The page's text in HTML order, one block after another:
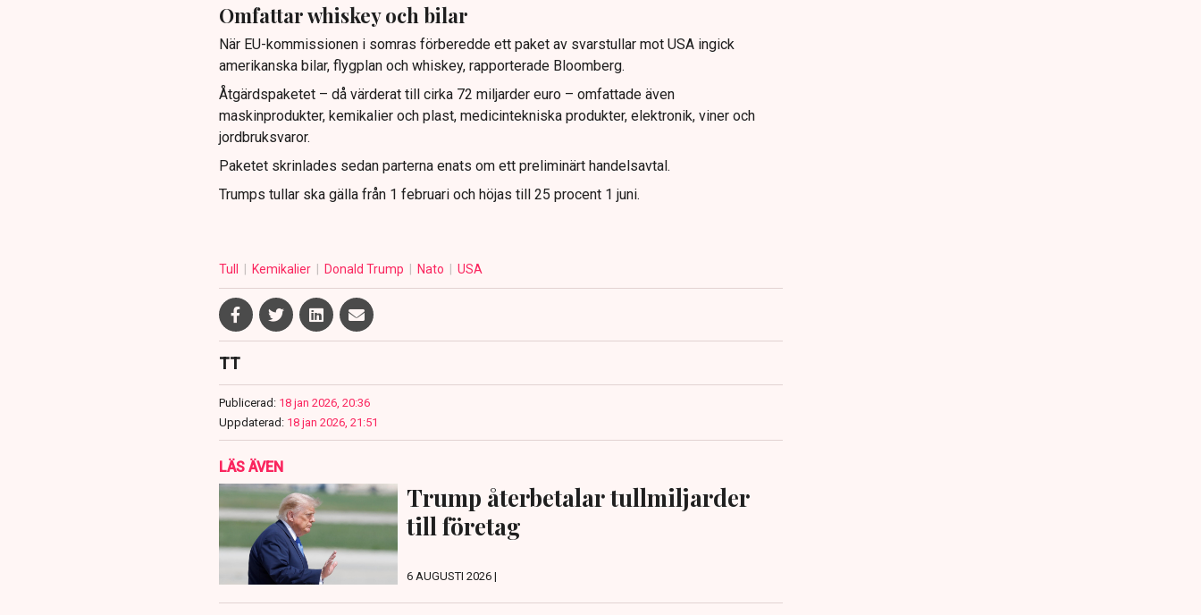
Omfattar whiskey och bilar
När EU-kommissionen i somras förberedde ett paket av svarstullar mot USA ingick
amerikanska bilar, flygplan och whiskey, rapporterade Bloomberg.
Åtgärdspaketet – då värderat till cirka 72 miljarder euro – omfattade även
maskinprodukter, kemikalier och plast, medicintekniska produkter, elektronik, viner och
jordbruksvaror.
Paketet skrinlades sedan parterna enats om ett preliminärt handelsavtal.
Trumps tullar ska gälla från 1 februari och höjas till 25 procent 1 juni.
Tull Kemikalier Donald Trump Nato USA
TT
Publicerad: 18 jan 2026, 20:36
Uppdaterad: 18 jan 2026, 21:51
LÄS ÄVEN
Trump återbetalar tullmiljarder
till företag
6 AUGUSTI 2026 |